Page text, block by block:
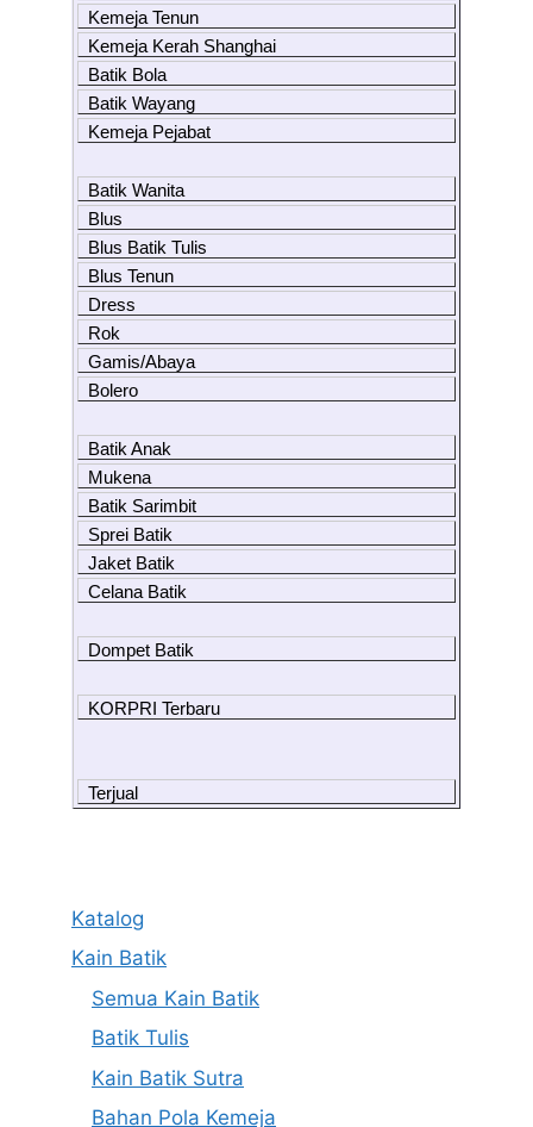
Kemeja Tenun
Kemeja Kerah Shanghai
Batik Bola
Batik Wayang
Kemeja Pejabat
Batik Wanita
Blus
Blus Batik Tulis
Blus Tenun
Dress
Rok
Gamis/Abaya
Bolero
Batik Anak
Mukena
Batik Sarimbit
Sprei Batik
Jaket Batik
Celana Batik
Dompet Batik
KORPRI Terbaru
Terjual
Katalog
Kain Batik
Semua Kain Batik
Batik Tulis
Kain Batik Sutra
Bahan Pola Kemeja